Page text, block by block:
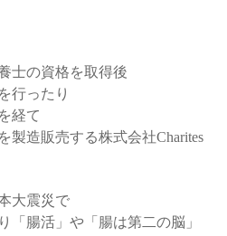
士の資格を取得後
行ったり
経て
製造販売する株式会社Charites
大震災で
「腸活」や「腸は第二の脳」